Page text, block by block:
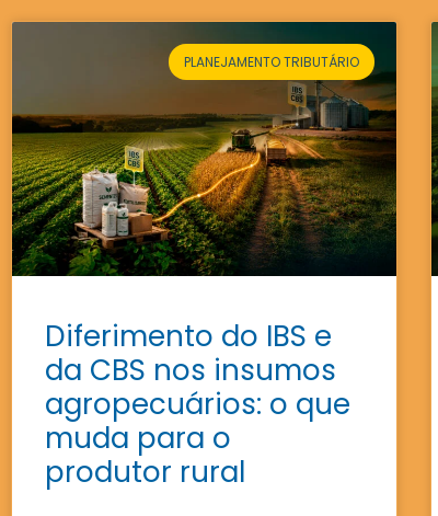
PLANEJAMENTO TRIBUTÁRIO
Diferimento do IBS e
da CBS nos insumos
agropecuários: o que
muda para o
produtor rural